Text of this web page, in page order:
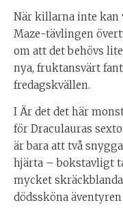
När killarna inte kan
Maze-tävlingen
om att det behövs
nya, fruktansvärt
fredagskvällen.
I Är det det här
för Draculauras
är bara att två
hjärta – bokstavligt
mycket
dödssköna